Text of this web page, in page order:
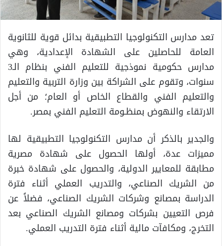
تعد مدارس التكنولوجيا التطبيقية بدائل قوية للثانوية
العامة للحاصلين على الشهادة الإعدادية، وهي
مدارس حكومية نموذجية للتعليم الفني بنظام الـ3
سنوات، وتقوم على الشراكة بين وزارة التربية والتعليم
والتعليم الفني والقطاع الخاص أو العام؛ من أجل
الارتقاء والنهوض بمنظـومة التعليم الفني بمصر.
والجدير بالذكر أن مدارس التكنولوجيا التطبيقية لها
مميزات عدة، أولها الحصول على شهادة مصرية
مطابقة للمعايير الدولية، والحصول على شهادة خبرة
من الشريك الصناعي، والتدريب العملي أثناء فترة
الدراسة بمصانع وشركات الشريك الصناعي، فضلاً عن
فرص التعيين بشركات ومصانع الشريك الصناعي بعد
التخرج، ومكافآت مالية أثناء فترة التدريب العملي.